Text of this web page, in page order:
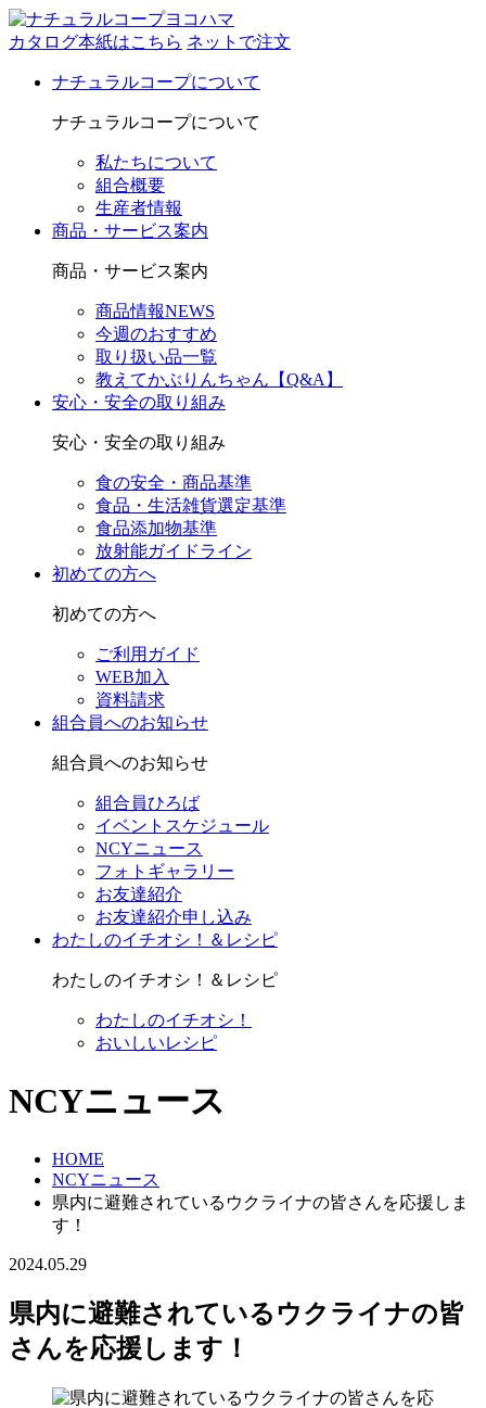
カタログ本紙はこちら ネットで注文
ナチュラルコープについて
ナチュラルコープについて
私たちについて
組合概要
生産者情報
商品・サービス案内
商品・サービス案内
商品情報NEWS
今週のおすすめ
取り扱い品一覧
教えてかぶりんちゃん【Q&A】
安心・安全の取り組み
安心・安全の取り組み
食の安全・商品基準
食品・生活雑貨選定基準
食品添加物基準
放射能ガイドライン
初めての方へ
初めての方へ
ご利用ガイド
WEB加入
資料請求
組合員へのお知らせ
組合員へのお知らせ
組合員ひろば
イベントスケジュール
NCYニュース
フォトギャラリー
お友達紹介
お友達紹介申し込み
わたしのイチオシ！＆レシピ
わたしのイチオシ！＆レシピ
わたしのイチオシ！
おいしいレシピ
NCYニュース
HOME
NCYニュース
県内に避難されているウクライナの皆さんを応援しま
す！
2024.05.29
県内に避難されているウクライナの皆
さんを応援します！